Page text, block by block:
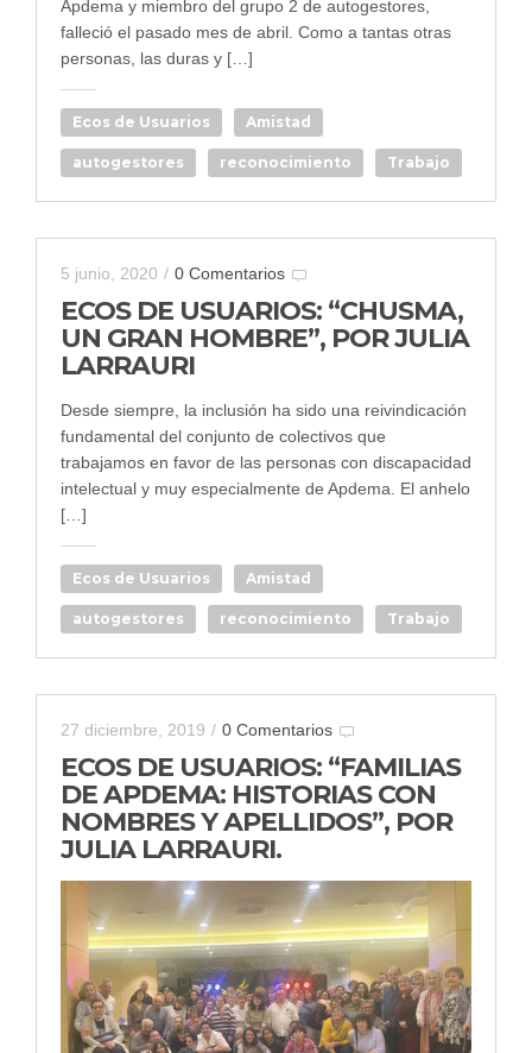
Apdema y miembro del grupo 2 de autogestores,
falleció el pasado mes de abril. Como a tantas otras
personas, las duras y […]
Ecos de Usuarios Amistad
autogestores reconocimiento Trabajo
5 junio, 2020 / 0 Comentarios
ECOS DE USUARIOS: “CHUSMA,
UN GRAN HOMBRE”, POR JULIA
LARRAURI
Desde siempre, la inclusión ha sido una reivindicación
fundamental del conjunto de colectivos que
trabajamos en favor de las personas con discapacidad
intelectual y muy especialmente de Apdema. El anhelo
[…]
Ecos de Usuarios Amistad
autogestores reconocimiento Trabajo
27 diciembre, 2019 / 0 Comentarios
ECOS DE USUARIOS: “FAMILIAS
DE APDEMA: HISTORIAS CON
NOMBRES Y APELLIDOS”, POR
JULIA LARRAURI.